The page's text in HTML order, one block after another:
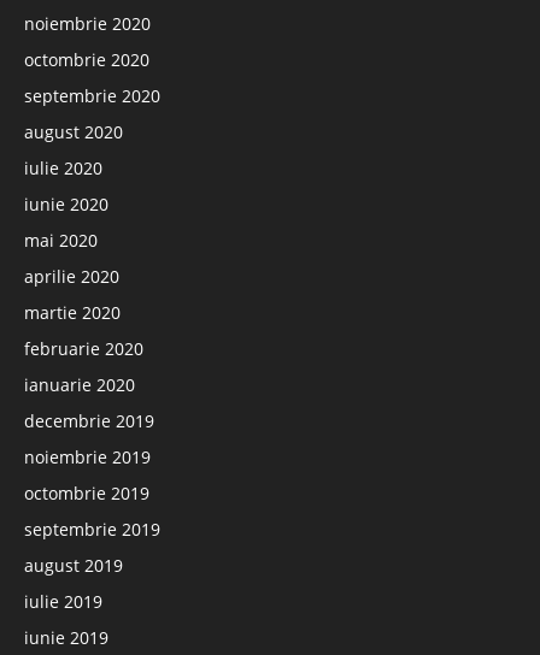
noiembrie 2020
octombrie 2020
septembrie 2020
august 2020
iulie 2020
iunie 2020
mai 2020
aprilie 2020
martie 2020
februarie 2020
ianuarie 2020
decembrie 2019
noiembrie 2019
octombrie 2019
septembrie 2019
august 2019
iulie 2019
iunie 2019